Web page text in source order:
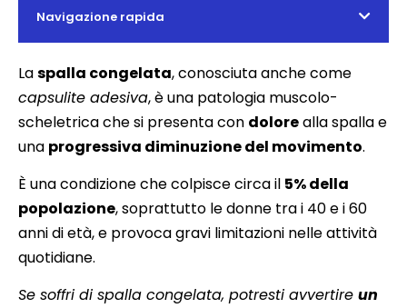
Laspalla congelata, conosciuta anche come
capsulite adesiva, è una patologia muscolo-
scheletrica che si presenta con dolorealla spalla e
una progressiva diminuzione del movimento.
È una condizione che colpisce circa il 5% della
popolazione, soprattutto le donne tra i 40 e i 60
anni di età, e provoca gravi limitazioni nelle attività
quotidiane.
Se soffri di spalla congelata, potresti avvertire un
Navigazione rapida